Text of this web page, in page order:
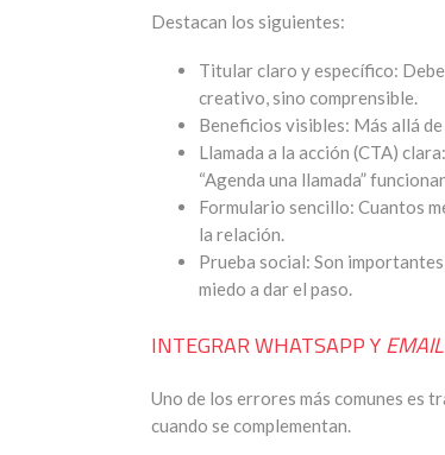
Destacan los siguientes:
Titular claro y específico:
creativo, sino comprensible.
Beneficios visibles: Más allá
Llamada a la acción (CTA)
“Agenda una llamada”
Formulario sencillo: Cuantos
la relación.
Prueba social: Son
miedo a dar el paso.
INTEGRAR WHATSAPP YEMAIL
Uno de los errores más comunes es
cuando se complementan.